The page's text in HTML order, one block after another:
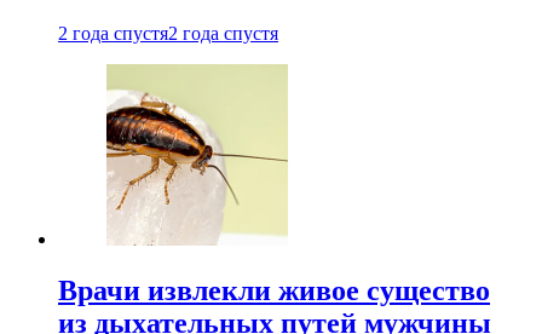
2 года спустя2 года спустя
Врачи извлекли живое существо
из дыхательных путей мужчины